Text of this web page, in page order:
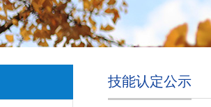
技能认定公示